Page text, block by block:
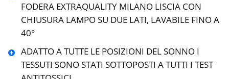
FODERA EXTRAQUALITY MILANO LISCIA CON
CHIUSURA LAMPO SU DUE LATI, LAVABILE FINO A
40°
ADATTO A TUTTE LE POSIZIONI DEL SONNO I
TESSUTI SONO STATI SOTTOPOSTI A TUTTI I TEST